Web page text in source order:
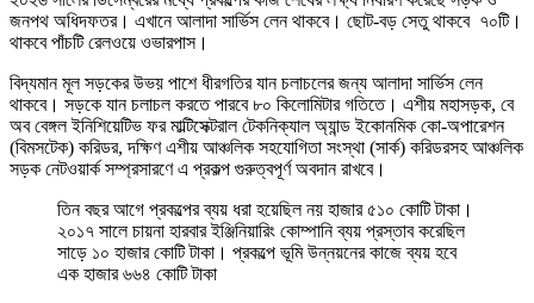
জনপথ অধিদফতর। এখানে আলাদা সার্ভিস লেন থাকবে। ছোট-বড় সেতু থাকবে ৭০টি।
থাকবে পাঁচটি রেলওয়ে ওভারপাস।
বিদ্যমান মূল সড়কের উভয় পাশে ধীরগতির যান চলাচলের জন্য আলাদা সার্ভিস লেন
থাকবে। সড়কে যান চলাচল করতে পারবে ৮০ কিলোমিটার গতিতে। এশীয় মহাসড়ক, বে
অব বেঙ্গল ইনিশিয়েটিভ ফর মাল্টিসেক্টরাল টেকনিক্যাল অ্যান্ড ইকোনমিক কো-অপারেশন
(বিমসটেক) করিডর, দক্ষিণ এশীয় আঞ্চলিক সহযোগিতা সংস্থা (সার্ক) করিডরসহ আঞ্চলিক
সড়ক নেটওয়ার্ক সম্প্রসারণে এ প্রকল্প গুরুত্বপূর্ণ অবদান রাখবে।
তিন বছর আগে প্রকল্পের ব্যয় ধরা হয়েছিল নয় হাজার ৫১০ কোটি টাকা।
২০১৭ সালে চায়না হারবার ইঞ্জিনিয়ারিং কোম্পানি ব্যয় প্রস্তাব করেছিল
সাড়ে ১০ হাজার কোটি টাকা। প্রকল্পে ভূমি উন্নয়নের কাজে ব্যয় হবে
এক হাজার ৬৬৪ কোটি টাকা